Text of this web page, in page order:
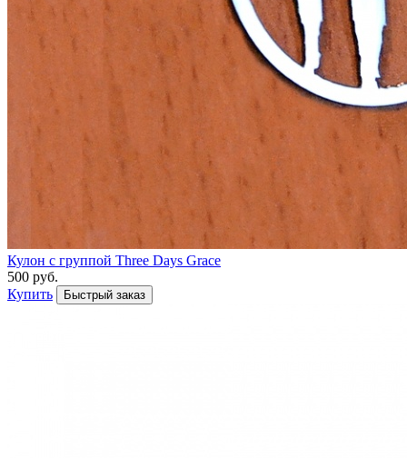
Кулон с группой Three Days Grace
500 руб.
Купить
Быстрый заказ